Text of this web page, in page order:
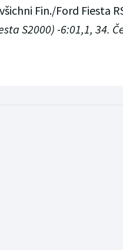
Fin./Ford Fiesta
S2000) -6:01,1, 34.